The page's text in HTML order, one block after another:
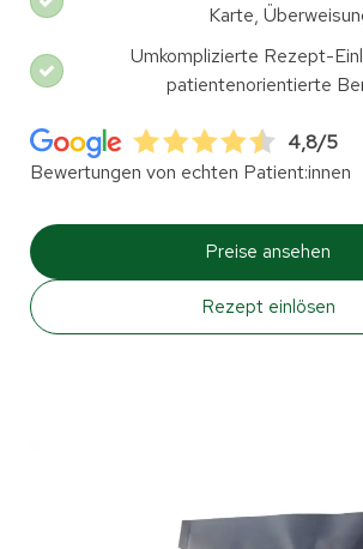
Karte,
Umkomplizierte Rezept-
patientenorientierte
4,8/5
Bewertungen von echten Patient:innen
Preise ansehen
Rezept einlösen